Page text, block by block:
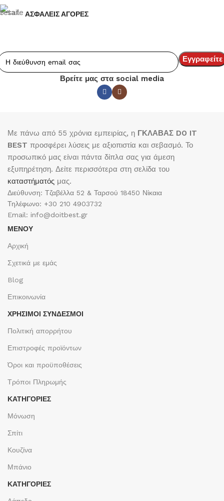
ΑΣΦΑΛΕΙΣ ΑΓΟΡΕΣ
Βρείτε μας στα social media
Με πάνω από 55 χρόνια εμπειρίας, η ΓΚΛΑΒΑΣ DO IT
BEST προσφέρει λύσεις με αξιοπιστία και σεβασμό. Το
προσωπικό μας είναι πάντα δίπλα σας για άμεση
εξυπηρέτηση. Δείτε περισσότερα στη σελίδα του
καταστήματός μας.
Διεύθυνση: Τζαβέλλα 52 & Ταρσού 18450 Νίκαια
Τηλέφωνο: +30 210 4903732
Email: info@doitbest.gr
ΜΕΝΟΥ
Αρχική
Σχετικά με εμάς
Blog
Επικοινωνία
ΧΡΉΣΙΜΟΙ ΣΎΝΔΕΣΜΟΙ
Πολιτική απορρήτου
Επιστροφές προϊόντων
Όροι και προϋποθέσεις
Τρόποι Πληρωμής
ΚΑΤΗΓΟΡΙΕΣ
Μόνωση
Σπίτι
Κουζίνα
Μπάνιο
ΚΑΤΗΓΟΡΙΕΣ